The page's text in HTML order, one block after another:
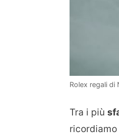
Rolex regali di
Tra i più
ricordiamo